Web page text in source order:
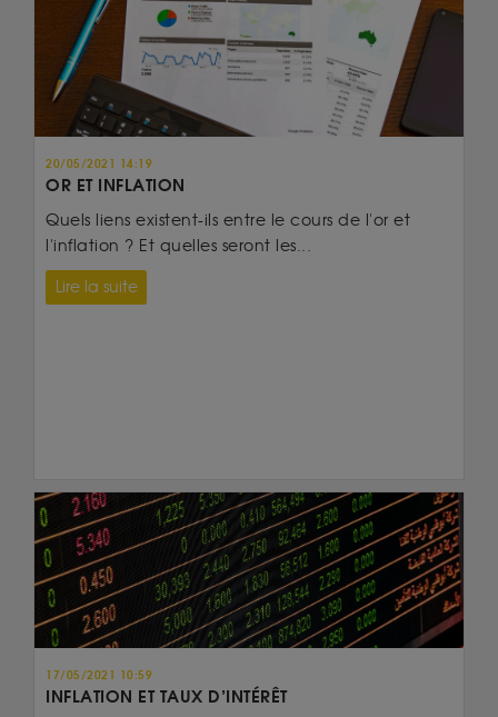
20/05/2021 14:19
OR ET INFLATION
Quels liens existent-ils entre le cours de l'or et
l'inflation ? Et quelles seront les...
Lire la suite
17/05/2021 10:59
INFLATION ET TAUX D’INTÉRÊT